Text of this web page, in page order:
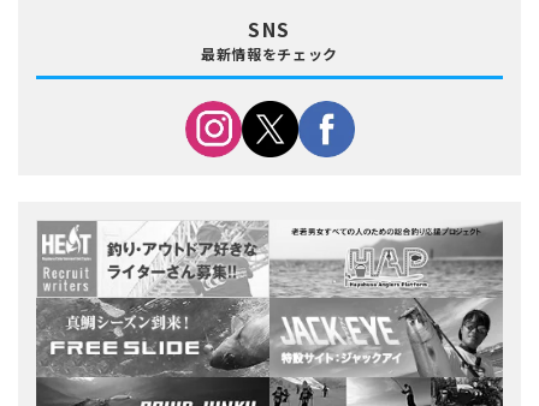
SNS
最新情報をチェック